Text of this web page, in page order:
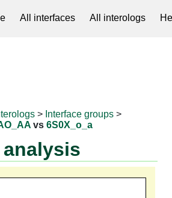
All interfaces All interologs
> Interface groups >
vs6S0X_o_a